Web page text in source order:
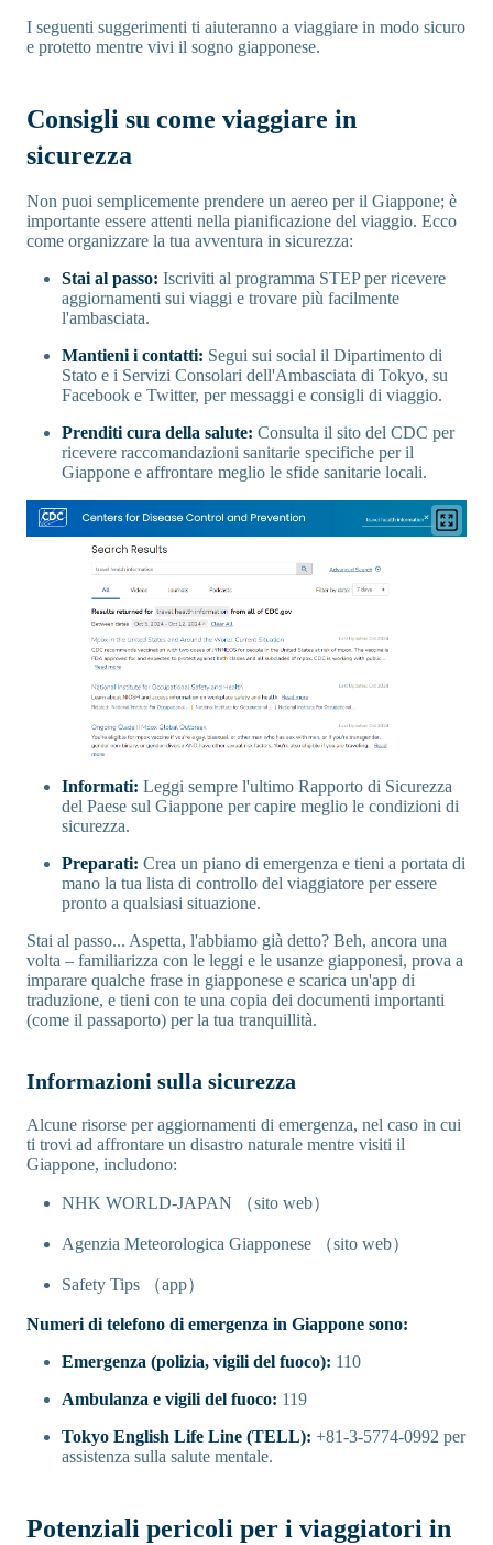
I seguenti suggerimenti ti aiuteranno a viaggiare in modo sicuro
e protetto mentre vivi il sogno giapponese.
Consigli su come viaggiare in
sicurezza
Non puoi semplicemente prendere un aereo per il Giappone; è
importante essere attenti nella pianificazione del viaggio. Ecco
come organizzare la tua avventura in sicurezza:
Stai al passo: Iscriviti al programma STEP per ricevere
aggiornamenti sui viaggi e trovare più facilmente
l'ambasciata.
Mantieni i contatti: Segui sui social il Dipartimento di
Stato e i Servizi Consolari dell'Ambasciata di Tokyo, su
Facebook e Twitter, per messaggi e consigli di viaggio.
Prenditi cura della salute: Consulta il sito del CDC per
ricevere raccomandazioni sanitarie specifiche per il
Giappone e affrontare meglio le sfide sanitarie locali.
Informati: Leggi sempre l'ultimo Rapporto di Sicurezza
del Paese sul Giappone per capire meglio le condizioni di
sicurezza.
Preparati: Crea un piano di emergenza e tieni a portata di
mano la tua lista di controllo del viaggiatore per essere
pronto a qualsiasi situazione.
Stai al passo... Aspetta, l'abbiamo già detto? Beh, ancora una
volta – familiarizza con le leggi e le usanze giapponesi, prova a
imparare qualche frase in giapponese e scarica un'app di
traduzione, e tieni con te una copia dei documenti importanti
(come il passaporto) per la tua tranquillità.
Informazioni sulla sicurezza
Alcune risorse per aggiornamenti di emergenza, nel caso in cui
ti trovi ad affrontare un disastro naturale mentre visiti il
Giappone, includono:
NHK WORLD-JAPAN （sito web）
Agenzia Meteorologica Giapponese （sito web）
Safety Tips （app）
Numeri di telefono di emergenza in Giappone sono:
Emergenza (polizia, vigili del fuoco): 110
Ambulanza e vigili del fuoco: 119
Tokyo English Life Line (TELL): +81-3-5774-0992 per
assistenza sulla salute mentale.
Potenziali pericoli per i viaggiatori in